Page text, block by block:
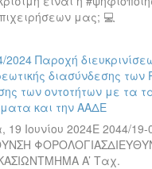
μας; 💻
2024 Παροχή
διασύνδεσης των
των οντοτήτων με τα
και την ΑΑΔΕ
19 Ιουνίου 2024Ε 2044/
A’ Ταχ.